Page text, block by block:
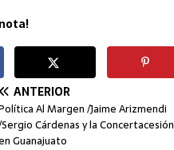
ANTERIOR
Al Margen /Jaime Arizmendi
Cárdenas y la Concertacesión
Guanajuato